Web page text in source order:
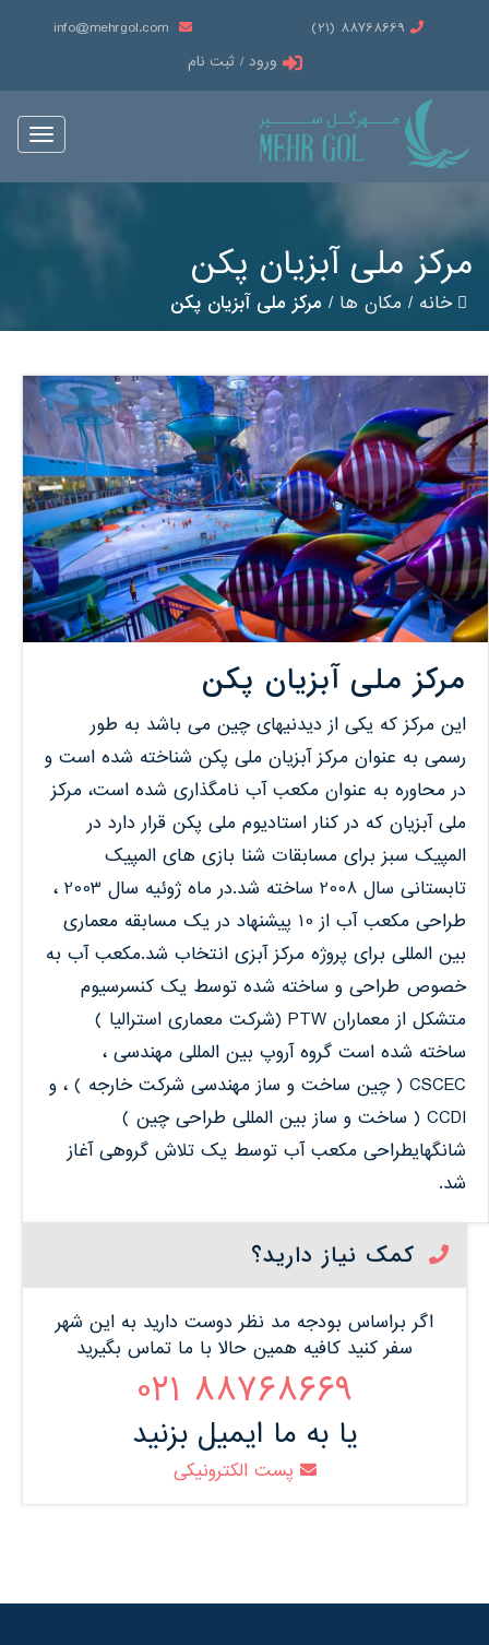
88768669 (21)
info@mehrgol.com
ورود / ثبت نام
Toggle
مرکز ملی آبزیان پکن
خانه/ مکان ها/ مرکز ملی آبزیان پکن
مرکز ملی آبزیان پکن
این مرکز که یکی از دیدنیهای چین می باشد به طور
رسمی به عنوان مرکز آبزیان ملی پکن شناخته شده است و
در محاوره به عنوان مکعب آب نامگذاری شده است، مرکز
ملی آبزیان که در کنار استادیوم ملی پکن قرار دارد در
المپیک سبز برای مسابقات شنا بازی های المپیک
تابستانی سال 2008 ساخته شد.در ماه ژوئیه سال 2003 ،
طراحی مکعب آب از 10 پیشنهاد در یک مسابقه معماری
بین المللی برای پروژه مرکز آبزی انتخاب شد.مکعب آب به
خصوص طراحی و ساخته شده توسط یک کنسرسیوم
متشکل از معماران PTW (شرکت معماری استرالیا )
ساخته شده است گروه آروپ بین المللی مهندسی ،
CSCEC ( چین ساخت و ساز مهندسی شرکت خارجه ) ، و
CCDI ( ساخت و ساز بین المللی طراحی چین )
شانگهایطراحی مکعب آب توسط یک تلاش گروهی آغاز
شد.
کمک نیاز دارید؟
اگر براساس بودجه مد نظر دوست دارید به این شهر
سفر کنید کافیه همین حالا با ما تماس بگیرید
88768669 021
یا به ما ایمیل بزنید
پست الکترونیکی